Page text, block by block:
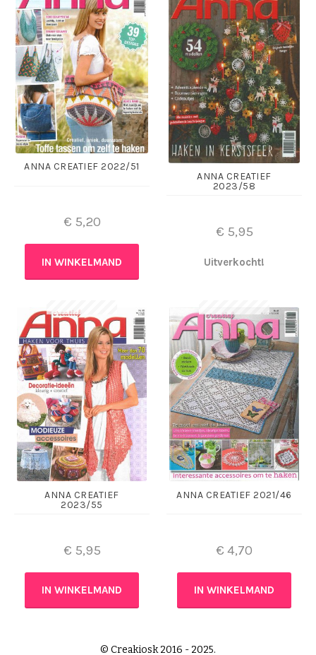
ANNA CREATIEF 2022/51
€ 5,20
IN WINKELMAND
ANNA CREATIEF
2023/58
€ 5,95
Uitverkocht!
ANNA CREATIEF
2023/55
€ 5,95
IN WINKELMAND
ANNA CREATIEF 2021/46
€ 4,70
IN WINKELMAND
© Creakiosk 2016 - 2025.